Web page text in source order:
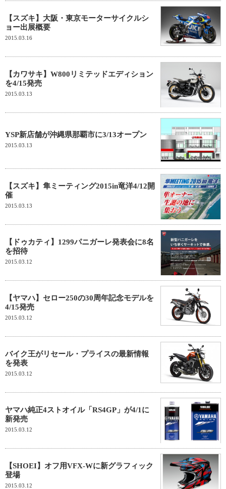
【スズキ】大阪・東京モーターサイクルシ
ョー出展概要
2015.03.16
【カワサキ】W800リミテッドエディション
を4/15発売
2015.03.13
YSP新店舗が沖縄県那覇市に3/13オープン
2015.03.13
【スズキ】隼ミーティング2015in竜洋4/12開
催
2015.03.13
【ドゥカティ】1299パニガーレ発表会に8名
を招待
2015.03.12
【ヤマハ】セロー250の30周年記念モデルを
4/15発売
2015.03.12
バイク王がリセール・プライスの最新情報
を発表
2015.03.12
ヤマハ純正4ストオイル「RS4GP」が4/1に
新発売
2015.03.12
【SHOEI】オフ用VFX-Wに新グラフィック
登場
2015.03.12